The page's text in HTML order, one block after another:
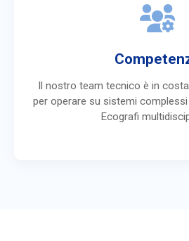
Il nostro team tecnico è in
per operare su sistemi
Ecografi